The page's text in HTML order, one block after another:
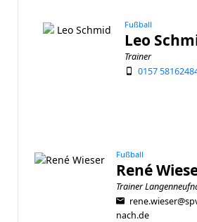
Fußball
Leo
Trainer
0157
Fußball
René
Trainer
nach.de